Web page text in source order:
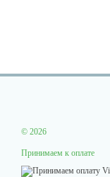
© 2026
Принимаем к оплате